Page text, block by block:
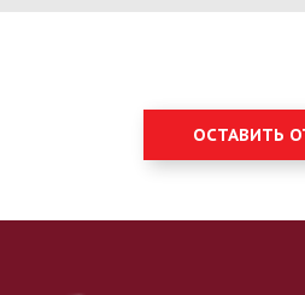
ОСТАВИТЬ